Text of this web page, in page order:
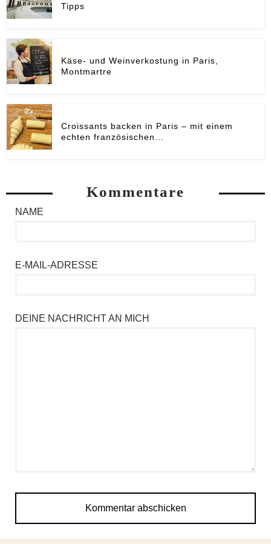
Tipps
Käse- und Weinverkostung in Paris,
Montmartre
Croissants backen in Paris – mit einem
echten französischen…
Kommentare
NAME
E-MAIL-ADRESSE
DEINE NACHRICHT AN MICH